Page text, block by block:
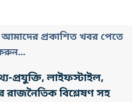
প্রকাশিত খবর পেতে
প্রযুক্তি, লাইফস্টাইল,
রাজনৈতিক বিশ্লেষণ সহ